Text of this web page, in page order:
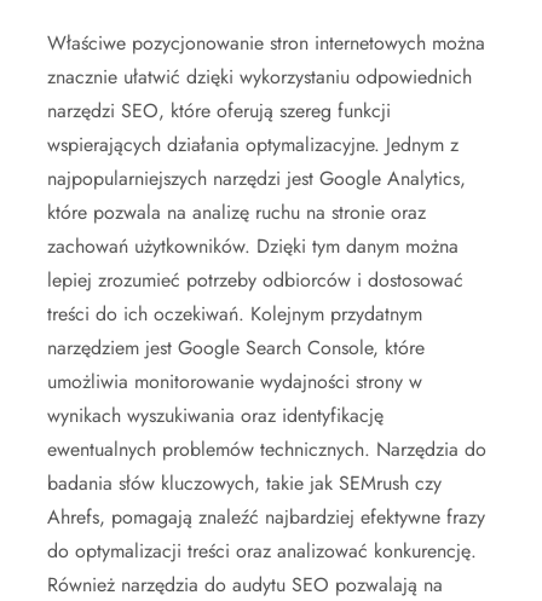
Właściwe pozycjonowanie stron internetowych można
znacznie ułatwić dzięki wykorzystaniu odpowiednich
narzędzi SEO, które oferują szereg funkcji
wspierających działania optymalizacyjne. Jednym z
najpopularniejszych narzędzi jest Google Analytics,
które pozwala na analizę ruchu na stronie oraz
zachowań użytkowników. Dzięki tym danym można
lepiej zrozumieć potrzeby odbiorców i dostosować
treści do ich oczekiwań. Kolejnym przydatnym
narzędziem jest Google Search Console, które
umożliwia monitorowanie wydajności strony w
wynikach wyszukiwania oraz identyfikację
ewentualnych problemów technicznych. Narzędzia do
badania słów kluczowych, takie jak SEMrush czy
Ahrefs, pomagają znaleźć najbardziej efektywne frazy
do optymalizacji treści oraz analizować konkurencję.
Również narzędzia do audytu SEO pozwalają na